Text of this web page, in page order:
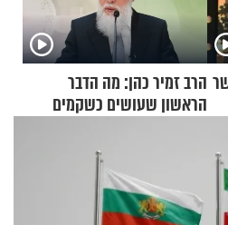
הרב זמיר כהן: מה הדבר
הראשון שעושים כשקמים